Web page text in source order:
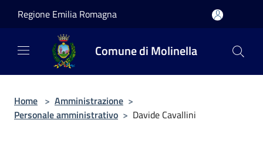
Regione Emilia Romagna
Comune di Molinella
Home > Amministrazione >
Personale amministrativo > Davide Cavallini